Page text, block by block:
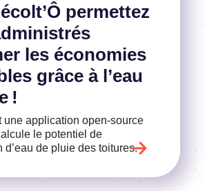
permettez
les économies
grâce à l’eau
!
une application open-source
le potentiel de
d’eau de pluie des toitures.